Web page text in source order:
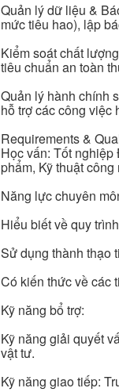
Quản lý dữ liệu &
mức tiêu hao), lập
Kiểm soát chất
tiêu chuẩn an toàn
Quản lý hành chính
hỗ trợ các công việc
Requirements &
Học vấn: Tốt
phẩm, Kỹ thuật
Năng lực chuyên
Hiểu biết về quy
Sử dụng thành thạo
Có kiến thức về các
Kỹ năng bổ trợ:
Kỹ năng giải quyết
vật tư.
Kỹ năng giao tiếp: